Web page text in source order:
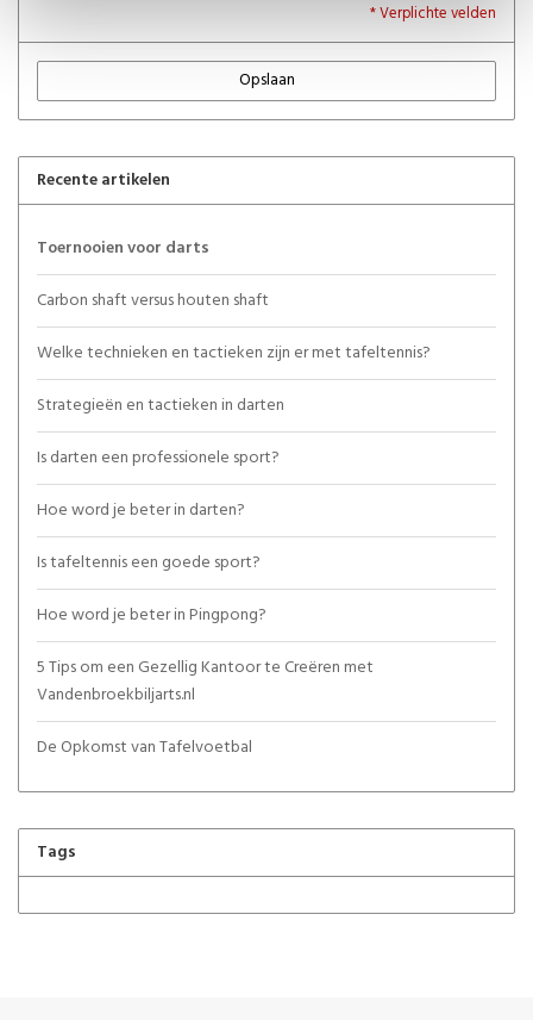
* Verplichte velden
Opslaan
Recente artikelen
Toernooien voor darts
Carbon shaft versus houten shaft
Welke technieken en tactieken zijn er met tafeltennis?
Strategieën en tactieken in darten
Is darten een professionele sport?
Hoe word je beter in darten?
Is tafeltennis een goede sport?
Hoe word je beter in Pingpong?
5 Tips om een Gezellig Kantoor te Creëren met
Vandenbroekbiljarts.nl
De Opkomst van Tafelvoetbal
Tags